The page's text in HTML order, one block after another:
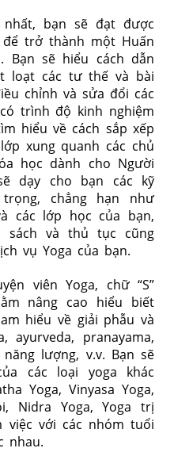
bạn sẽ đạt được
trở thành một Huấn
Bạn sẽ hiểu cách dẫn
loạt các tư thế và bài
chỉnh và sửa đổi các
trình độ kinh nghiệm
hiểu về cách sắp xếp
xung quanh các chủ
học dành cho Người
dạy cho bạn các kỹ
chẳng hạn như
các lớp học của bạn,
sách và thủ tục cũng
vụ Yoga của bạn.
viên Yoga, chữ “S”
nâng cao hiểu biết
hiểu về giải phẫu và
pranayama,
lượng, v.v. Bạn sẽ
các loại yoga khác
Yoga, Vinyasa Yoga,
Nidra Yoga, Yoga trị
việc với các nhóm tuổi
nhau.